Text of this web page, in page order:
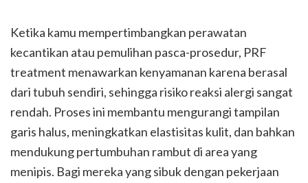
Ketika kamu mempertimbangkan perawatan
kecantikan atau pemulihan pasca-prosedur, PRF
treatment menawarkan kenyamanan karena berasal
dari tubuh sendiri, sehingga risiko reaksi alergi sangat
rendah. Proses ini membantu mengurangi tampilan
garis halus, meningkatkan elastisitas kulit, dan bahkan
mendukung pertumbuhan rambut di area yang
menipis. Bagi mereka yang sibuk dengan pekerjaan